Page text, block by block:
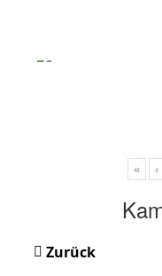
« ‹
Zurück